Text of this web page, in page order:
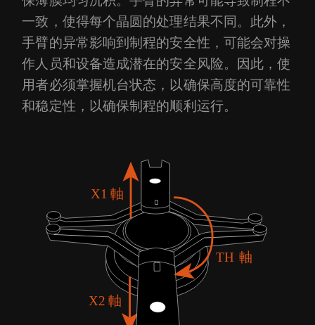
一致，使得每个晶圆的处理结果不同。此外，
手臂的异常影响到制程的安全性，可能会对操
作人员和设备造成潜在的安全风险。因此，使
用者必须掌握机台状态，以确保高度的可靠性
和稳定性，以确保制程的顺利运行。